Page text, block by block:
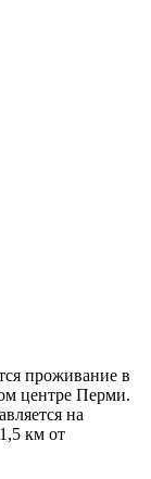
проживание в
центре Перми.
на
км от